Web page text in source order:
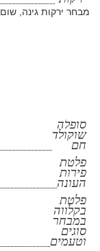
מבחר ירקות גינה,
סופלה
שוקולד
חם
פלטת
פירות
העונה
פלטת
בקלווה
במבחר
סוגים
וטעמים